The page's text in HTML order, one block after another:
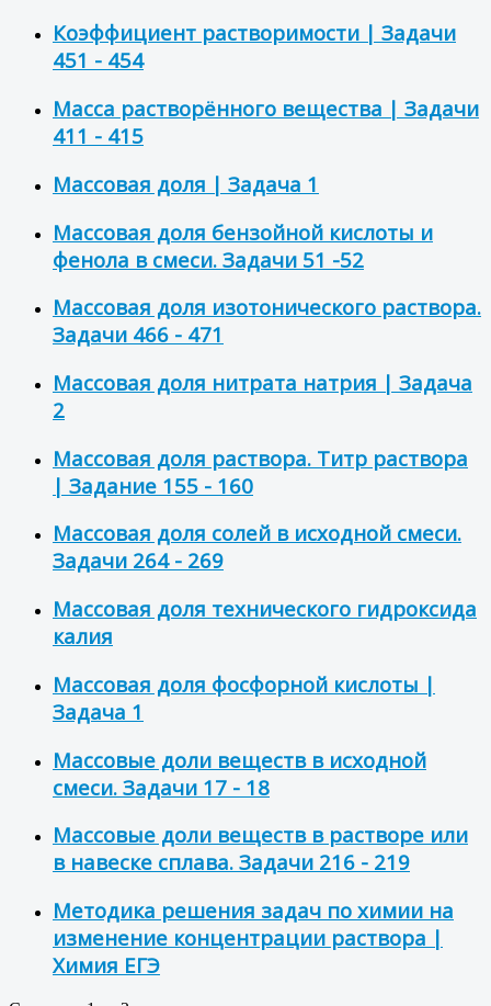
Коэффициент растворимости | Задачи
451 - 454
Масса растворённого вещества | Задачи
411 - 415
Массовая доля | Задача 1
Массовая доля бензойной кислоты и
фенола в смеси. Задачи 51 -52
Массовая доля изотонического раствора.
Задачи 466 - 471
Массовая доля нитрата натрия | Задача
2
Массовая доля раствора. Титр раствора
| Задание 155 - 160
Массовая доля солей в исходной смеси.
Задачи 264 - 269
Массовая доля технического гидроксида
калия
Массовая доля фосфорной кислоты |
Задача 1
Массовые доли веществ в исходной
смеси. Задачи 17 - 18
Массовые доли веществ в растворе или
в навеске сплава. Задачи 216 - 219
Методика решения задач по химии на
изменение концентрации раствора |
Химия ЕГЭ